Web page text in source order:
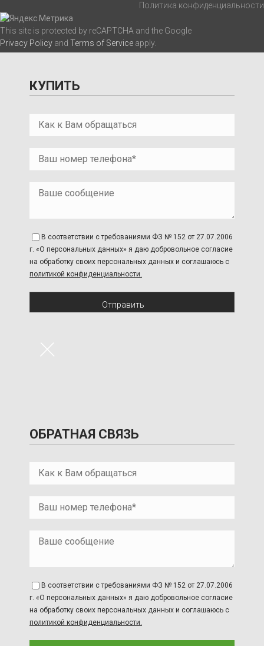
Политика конфиденциальности
This site is protected by reCAPTCHA and the Google
Privacy Policy and Terms of Service apply.
КУПИТЬ
В соответствии с требованиями ФЗ № 152 от 27.07.2006
г. «О персональных данных» я даю добровольное согласие
на обработку своих персональных данных и соглашаюсь с
политикой конфиденциальности.
Отправить
×
ОБРАТНАЯ СВЯЗЬ
В соответствии с требованиями ФЗ № 152 от 27.07.2006
г. «О персональных данных» я даю добровольное согласие
на обработку своих персональных данных и соглашаюсь с
политикой конфиденциальности.